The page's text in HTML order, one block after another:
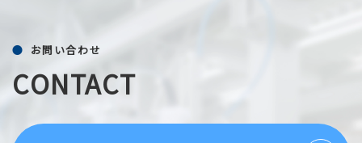
CONTACT
お問い合わせ